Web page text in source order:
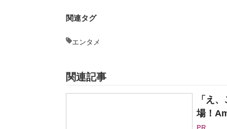
関連タグ
エンタメ
関連記事
「え
場！